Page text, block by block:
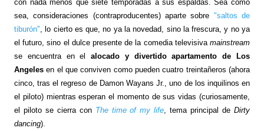
con nada menos que siete temporadas a sus espaldas. Sea como
sea, consideraciones (contraproducentes) aparte sobre "saltos de
tiburón", lo cierto es que, no ya la novedad, sino la frescura, y no ya
el futuro, sino el dulce presente de la comedia televisivamainstream
se encuentra en elalocado y divertido apartamento de Los
Angelesen el que conviven como pueden cuatro treintañeros (ahora
cinco, tras el regreso de Damon Wayans Jr., uno de los inquilinos en
el piloto) mientras esperan el momento de sus vidas (curiosamente,
el piloto se cierra con The time of my life, tema principal deDirty
dancing).